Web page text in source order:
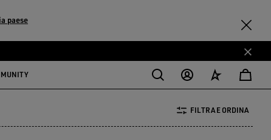
paese
FILTRA E ORDINA